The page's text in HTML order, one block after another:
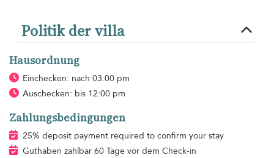
Politik der villa
Hausordnung
Einchecken: nach 03:00 pm
Auschecken: bis 12:00 pm
Zahlungsbedingungen
25% deposit payment required to confirm your stay
Guthaben zahlbar 60 Tage vor dem Check-in